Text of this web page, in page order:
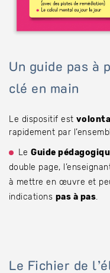
Un guide pas à
clé en main
Le dispositif est
rapidement par
LeGuide
double page,
à mettre en œuvre et
indications pas à pas
Le Fichier de